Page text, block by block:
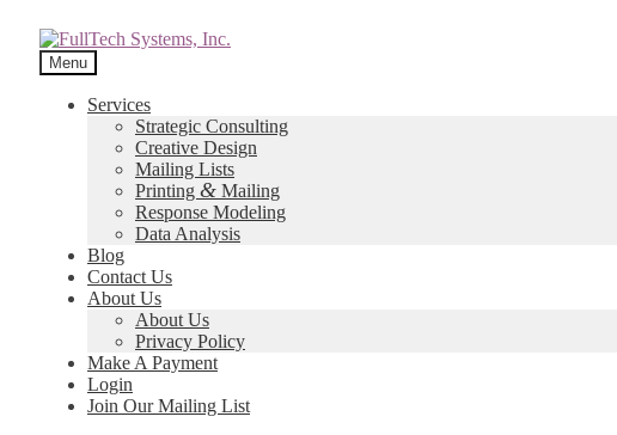
Menu
Services
Strategic Consulting
Creative Design
Mailing Lists
Printing & Mailing
Response Modeling
Data Analysis
Blog
Contact Us
About Us
About Us
Privacy Policy
Make A Payment
Login
Join Our Mailing List